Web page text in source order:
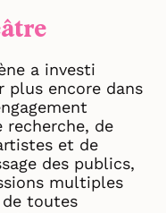
a investi
plus encore dans
de
et de
des publics,
multiples
toutes